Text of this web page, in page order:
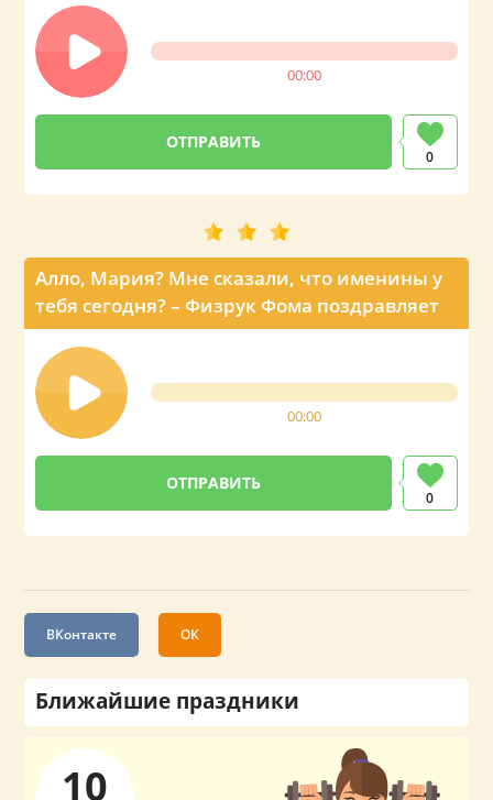
00:00
0
Алло, Мария? Мне сказали, что именины у
тебя сегодня? – Физрук Фома поздравляет
00:00
0
ВКонтакте ОК
Ближайшие праздники
10